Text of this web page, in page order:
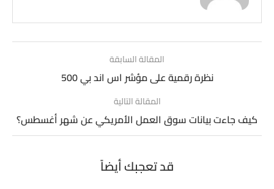
المقالة السابقة
نظرة رقمية على مؤشر اس اند بي 500
المقالة التالية
كيف جاءت بيانات سوق العمل الأمريكي عن شهر أغسطس؟
قد تعجبك أيضاً